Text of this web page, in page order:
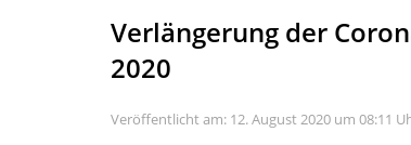
Verlängerung der
2020
Veröffentlicht am: 12. August 2020 um 08:11